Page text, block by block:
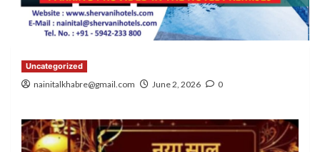
Uncategorized
nainitalkhabre@gmail.com June 2, 2026 0